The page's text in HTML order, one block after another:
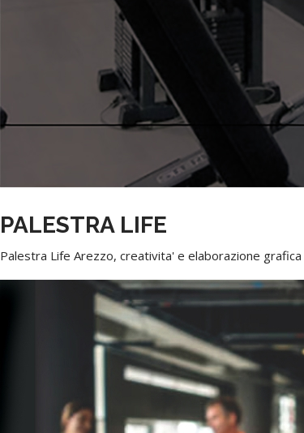
PALESTRA LIFE
Palestra Life Arezzo, creativita' e elaborazione